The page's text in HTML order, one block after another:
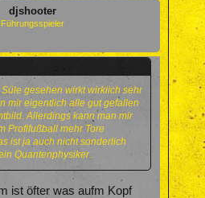
djshooter
Führungsspieler
gesehen wirkt wirklich sehr
mir eigentlich alle gut gefallen
Allerdings kann man mir
Profifußball mehr Tore
ist ja auch nicht sonderlich
Quantenphysiker.
ist öfter was aufm Kopf